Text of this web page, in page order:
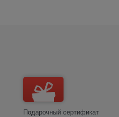
Подарочный сертификат